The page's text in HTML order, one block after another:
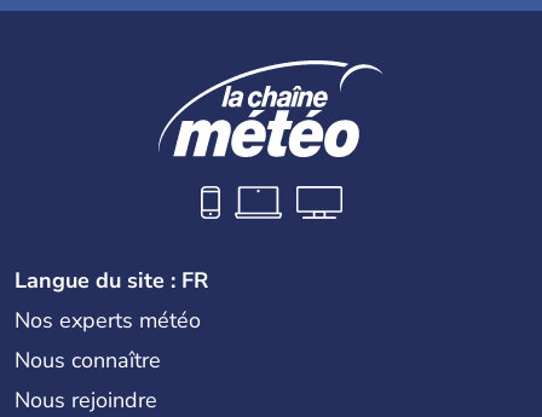
Langue du site : FR
Nos experts météo
Nous connaître
Nous rejoindre